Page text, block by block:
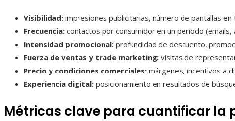
Visibilidad: impresiones publicitarias, número de pantallas en
Frecuencia: contactos por consumidor en un periodo (emails,
Intensidad promocional: profundidad de descuento,
Fuerza de ventas y trade marketing: visitas de
Precio y condiciones comerciales: márgenes, incentivos a
Experiencia digital: posicionamiento en resultados de
Métricas clave para cuantificar la